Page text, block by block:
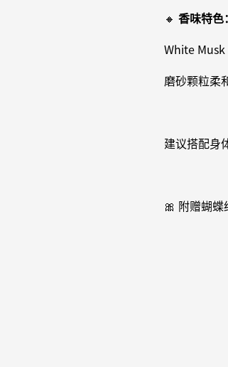
🔸香味特色：
White Musk
磨砂颗粒柔
建议搭配身
🎀 附赠蝴